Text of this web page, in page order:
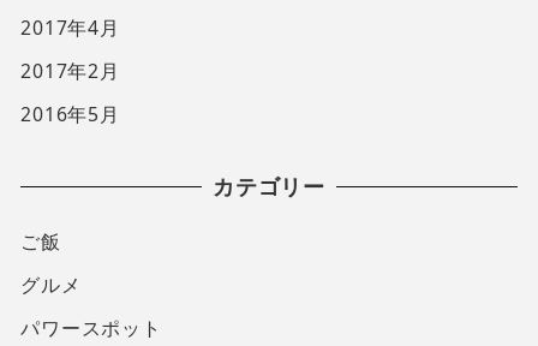
2017年4月
2017年2月
2016年5月
カテゴリー
ご飯
グルメ
パワースポット